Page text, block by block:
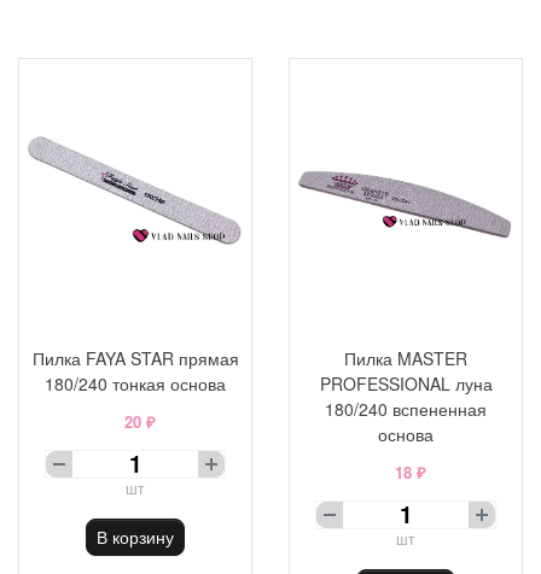
Пилка FAYA STAR прямая
180/240 тонкая основа
20 ₽
шт
В корзину
Пилка MASTER
PROFESSIONAL луна
180/240 вспененная
основа
18 ₽
шт